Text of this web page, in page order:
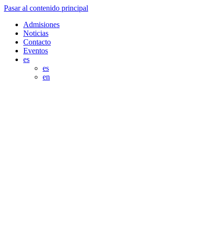
Pasar al contenido principal
Admisiones
Noticias
Contacto
Eventos
es
es
en